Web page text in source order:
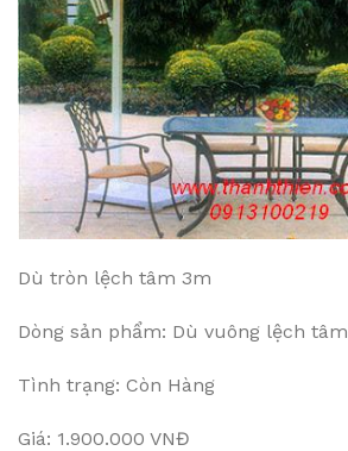
Dù tròn lệch tâm 3m
Dòng sản phẩm: Dù vuông lệch tâm
Tình trạng: Còn Hàng
Giá: 1.900.000 VNĐ